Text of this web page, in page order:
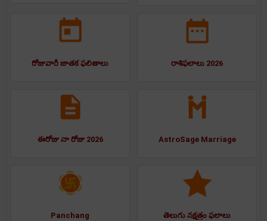
రోజువారీ జాతక ఫలితాలు రాశిఫలాలు 2026
ఈరోజు నా రోజు 2026 AstroSage Marriage
Panchang తెలుగు నక్షత్రం ఫలాలు